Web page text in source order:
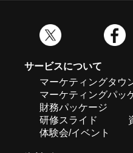
サービスについて
マーケティングタウ
マーケティングパッ
財務パッケージ
研修スライド
体験会/イベント